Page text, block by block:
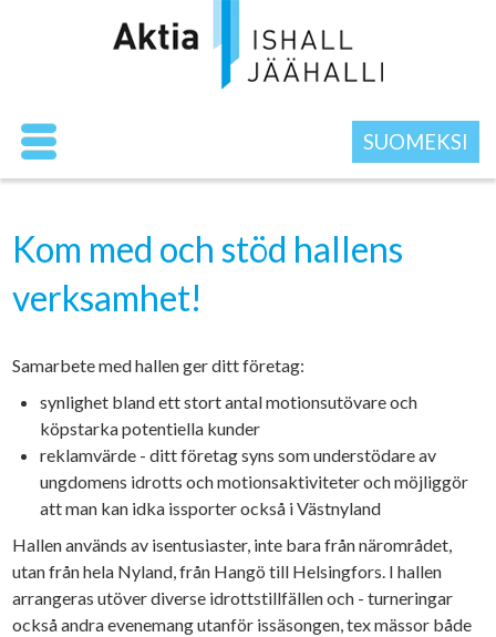
SUOMEKSI
Kom med och stöd hallens
verksamhet!
Samarbete med hallen ger ditt företag:
synlighet bland ett stort antal motionsutövare och
köpstarka potentiella kunder
reklamvärde - ditt företag syns som understödare av
ungdomens idrotts och motionsaktiviteter och möjliggör
att man kan idka issporter också i Västnyland
Hallen används av isentusiaster, inte bara från närområdet,
utan från hela Nyland, från Hangö till Helsingfors. I hallen
arrangeras utöver diverse idrottstillfällen och - turneringar
också andra evenemang utanför issäsongen, tex mässor både